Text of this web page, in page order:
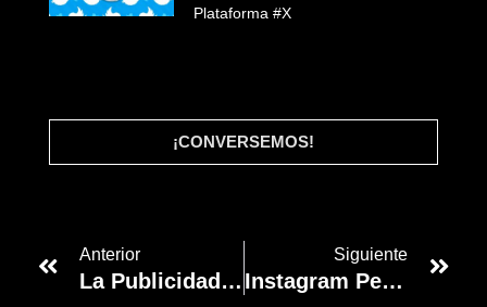
Plataforma #X
¡CONVERSEMOS!
Anterior
La Publicidad Personalizada Está En Su Lecho De Muerte En Meta: ¿cómo Gestiona El Duelo La Industria Publicitaria?
Siguiente
Instagram Permitirá Comprar En Amazon Directamente. Es Un Pacto Muy Suculento Para Los Dos